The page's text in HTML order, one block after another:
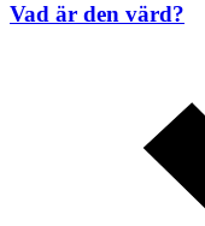
Vad är den värd?